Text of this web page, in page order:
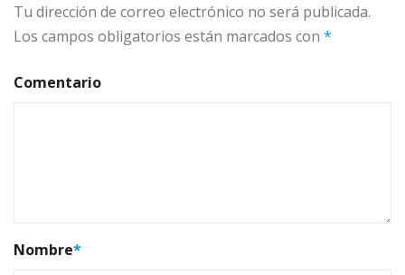
Tu dirección de correo electrónico no será publicada.
Los campos obligatorios están marcados con *
Comentario
Nombre*